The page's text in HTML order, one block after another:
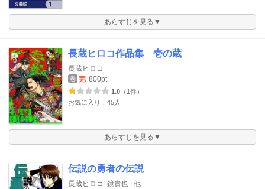
あらすじを見る▼
長蔵ヒロコ作品集 壱の蔵
長蔵ヒロコ
巻 完 800pt
1.0 （1件）
お気に入り：45人
あらすじを見る▼
伝説の勇者の伝説
長蔵ヒロコ 鏡貴也 他